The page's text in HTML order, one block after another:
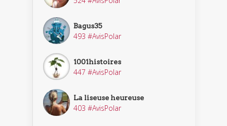
Bagus35
493 #AvisPolar
1001histoires
447 #AvisPolar
La liseuse heureuse
403 #AvisPolar